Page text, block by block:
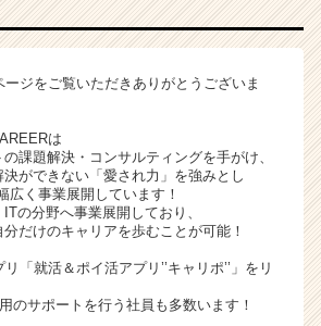
ウ
が
届
く
就
活
イ
チ
ジをご覧いただきありがとうございま
は
課題解決・コンサルティングを手がけ、
決ができない「愛され力」を強みとし
広く事業展開しています！
の分野へ事業展開しており、
だけのキャリアを歩むことが可能！
「就活＆ポイ活アプリ’’キャリポ’’」をリ
のサポートを行う社員も多数います！